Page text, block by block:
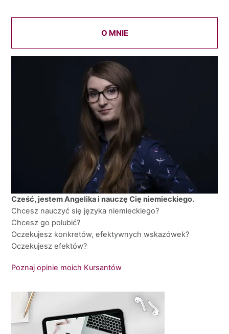
O MNIE
Cześć, jestem Angelika i nauczę Cię niemieckiego.
Chcesz nauczyć się języka niemieckiego?
Chcesz go polubić?
Oczekujesz konkretów, efektywnych wskazówek?
Oczekujesz efektów?
Poznaj opinie moich Kursantów